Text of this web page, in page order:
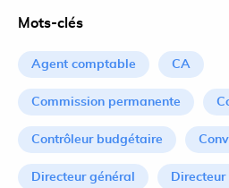
Mots-clés
Agent comptable CA
Commission permanente
Contrôleur budgétaire
Directeur général